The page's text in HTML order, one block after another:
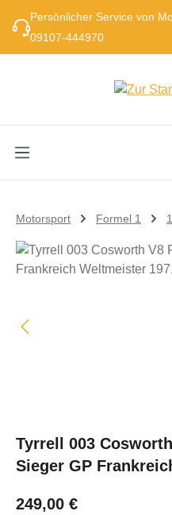
Zum Hauptinhalt springen
Persönlicher Service von
09107-444970
Motorsport Formel 1
Bildergalerie überspringen
Tyrrell 003
Sieger GP
249,00 €